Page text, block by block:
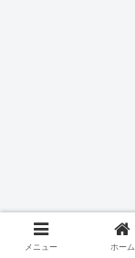
メニュー ホーム